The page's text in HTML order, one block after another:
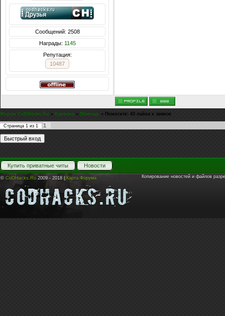
Сообщений: 2508
Награды: 1145
Репутация:
10487
Форум CoDHacks.Ru » Курилка » Помощь » Помогите: 43 лайка к записи
Страница 1 из 1 1
Купить приватные читы Новости
© CoDHacks.Ru 2009 - 2018 | Карта Форума Копирование новостей и файлов